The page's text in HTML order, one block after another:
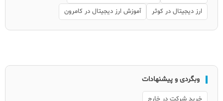
ارز دیجیتال در کوثر
آموزش ارز دیجیتال در کامرون
وبگردی و پیشنهادات
خرید شرکت در خارج